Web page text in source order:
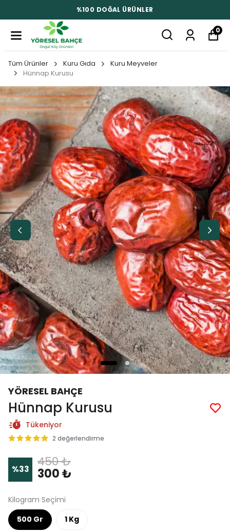
%100 DOĞAL ÜRÜNLER
0
Tüm Ürünler Kuru Gıda
Kuru Meyveler
Hünnap Kurusu
YÖRESEL BAHÇE
Hünnap Kurusu
Tükeniyor
2 değerlendirme
%33 450 ₺
300 ₺
Kilogram Seçimi
500 Gr
1 Kg